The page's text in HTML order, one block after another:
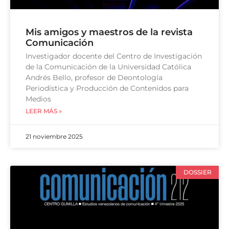
Mis amigos y maestros de la revista
Comunicación
Investigador docente del Centro de Investigación
de la Comunicación de la Universidad Católica
Andrés Bello, profesor de Deontología
Periodística y Producción de Contenidos para
Medios
LEER MÁS »
21 noviembre 2025
DOSSIER